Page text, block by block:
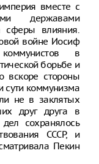
вместе с
державами
сферы влияния.
войне Иосиф
в
борьбе и
вскоре стороны
сути коммунизма
не в заклятых
друг друга в
сохранялось
СССР, и
Пекин